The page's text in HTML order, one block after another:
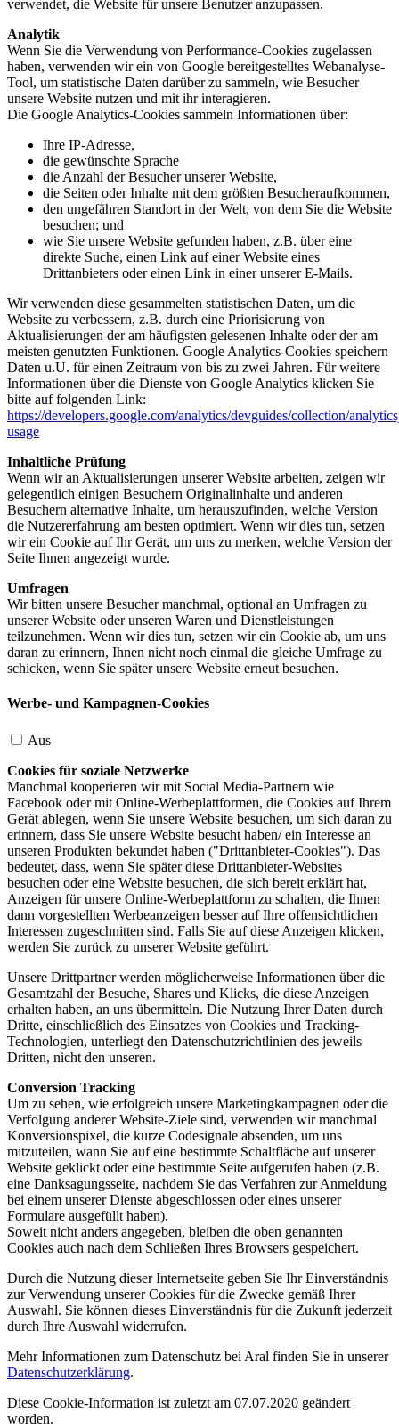
verwendet, die Website für unsere Benutzer anzupassen.
Analytik
Wenn Sie die Verwendung von Performance-Cookies zugelassen
haben, verwenden wir ein von Google bereitgestelltes Webanalyse-
Tool, um statistische Daten darüber zu sammeln, wie Besucher
unsere Website nutzen und mit ihr interagieren.
Die Google Analytics-Cookies sammeln Informationen über:
Ihre IP-Adresse,
die gewünschte Sprache
die Anzahl der Besucher unserer Website,
die Seiten oder Inhalte mit dem größten Besucheraufkommen,
den ungefähren Standort in der Welt, von dem Sie die Website
besuchen; und
wie Sie unsere Website gefunden haben, z.B. über eine
direkte Suche, einen Link auf einer Website eines
Drittanbieters oder einen Link in einer unserer E-Mails.
Wir verwenden diese gesammelten statistischen Daten, um die
Website zu verbessern, z.B. durch eine Priorisierung von
Aktualisierungen der am häufigsten gelesenen Inhalte oder der am
meisten genutzten Funktionen. Google Analytics-Cookies speichern
Daten u.U. für einen Zeitraum von bis zu zwei Jahren. Für weitere
Informationen über die Dienste von Google Analytics klicken Sie
bitte auf folgenden Link:
https://developers.google.com/analytics/devguides/collection/
usage
Inhaltliche Prüfung
Wenn wir an Aktualisierungen unserer Website arbeiten, zeigen wir
gelegentlich einigen Besuchern Originalinhalte und anderen
Besuchern alternative Inhalte, um herauszufinden, welche Version
die Nutzererfahrung am besten optimiert. Wenn wir dies tun, setzen
wir ein Cookie auf Ihr Gerät, um uns zu merken, welche Version der
Seite Ihnen angezeigt wurde.
Umfragen
Wir bitten unsere Besucher manchmal, optional an Umfragen zu
unserer Website oder unseren Waren und Dienstleistungen
teilzunehmen. Wenn wir dies tun, setzen wir ein Cookie ab, um uns
daran zu erinnern, Ihnen nicht noch einmal die gleiche Umfrage zu
schicken, wenn Sie später unsere Website erneut besuchen.
Werbe- und Kampagnen-Cookies
Aus
Cookies für soziale Netzwerke
Manchmal kooperieren wir mit Social Media-Partnern wie
Facebook oder mit Online-Werbeplattformen, die Cookies auf Ihrem
Gerät ablegen, wenn Sie unsere Website besuchen, um sich daran zu
erinnern, dass Sie unsere Website besucht haben/ ein Interesse an
unseren Produkten bekundet haben ("Drittanbieter-Cookies"). Das
bedeutet, dass, wenn Sie später diese Drittanbieter-Websites
besuchen oder eine Website besuchen, die sich bereit erklärt hat,
Anzeigen für unsere Online-Werbeplattform zu schalten, die Ihnen
dann vorgestellten Werbeanzeigen besser auf Ihre offensichtlichen
Interessen zugeschnitten sind. Falls Sie auf diese Anzeigen klicken,
werden Sie zurück zu unserer Website geführt.
Unsere Drittpartner werden möglicherweise Informationen über die
Gesamtzahl der Besuche, Shares und Klicks, die diese Anzeigen
erhalten haben, an uns übermitteln. Die Nutzung Ihrer Daten durch
Dritte, einschließlich des Einsatzes von Cookies und Tracking-
Technologien, unterliegt den Datenschutzrichtlinien des jeweils
Dritten, nicht den unseren.
Conversion Tracking
Um zu sehen, wie erfolgreich unsere Marketingkampagnen oder die
Verfolgung anderer Website-Ziele sind, verwenden wir manchmal
Konversionspixel, die kurze Codesignale absenden, um uns
mitzuteilen, wann Sie auf eine bestimmte Schaltfläche auf unserer
Website geklickt oder eine bestimmte Seite aufgerufen haben (z.B.
eine Danksagungsseite, nachdem Sie das Verfahren zur Anmeldung
bei einem unserer Dienste abgeschlossen oder eines unserer
Formulare ausgefüllt haben).
Soweit nicht anders angegeben, bleiben die oben genannten
Cookies auch nach dem Schließen Ihres Browsers gespeichert.
Durch die Nutzung dieser Internetseite geben Sie Ihr Einverständnis
zur Verwendung unserer Cookies für die Zwecke gemäß Ihrer
Auswahl. Sie können dieses Einverständnis für die Zukunft jederzeit
durch Ihre Auswahl widerrufen.
Mehr Informationen zum Datenschutz bei Aral finden Sie in unserer
Datenschutzerklärung.
Diese Cookie-Information ist zuletzt am 07.07.2020 geändert
worden.